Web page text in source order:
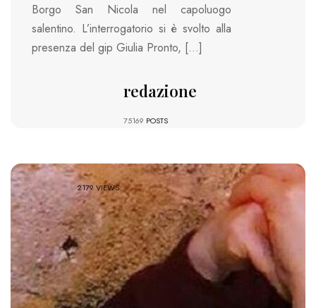
Borgo San Nicola nel capoluogo
salentino. L’interrogatorio si è svolto alla
presenza del gip Giulia Pronto, […]
redazione
75169 POSTS
2179 VIEWS